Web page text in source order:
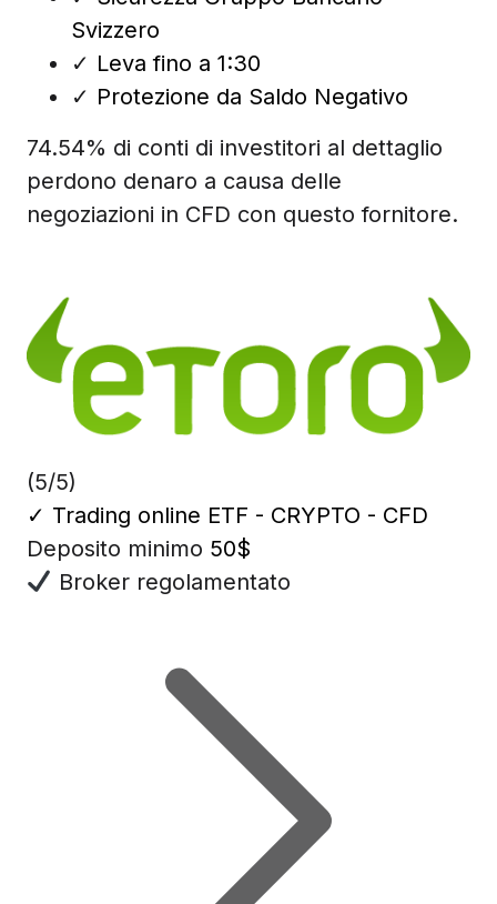
Svizzero
✓ Leva fino a 1:30
✓ Protezione da Saldo Negativo
74.54% di conti di investitori al dettaglio
perdono denaro a causa delle
negoziazioni in CFD con questo fornitore.
(5/5)
✓ Trading online ETF - CRYPTO - CFD
Deposito minimo 50$
Broker regolamentato